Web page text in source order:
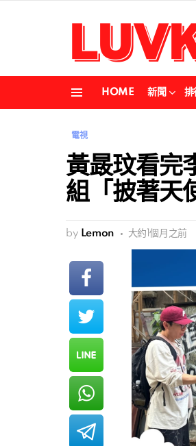
HOME 新聞 排
電視
黃晸玟看完
組「披著天
by Lemon 大約1個月之前